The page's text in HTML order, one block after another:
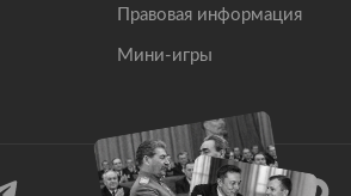
Правовая информация
Мини-игры